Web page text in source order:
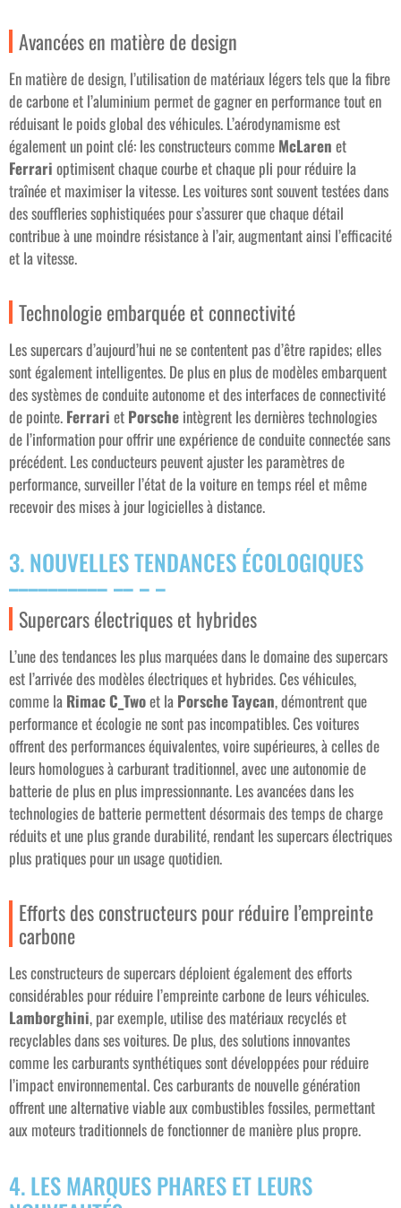
Avancées en matière de design
En matière de design, l’utilisation de matériaux légers tels que la fibre
de carbone et l’aluminium permet de gagner en performance tout en
réduisant le poids global des véhicules. L’aérodynamisme est
également un point clé: les constructeurs comme McLaren et
Ferrari optimisent chaque courbe et chaque pli pour réduire la
traînée et maximiser la vitesse. Les voitures sont souvent testées dans
des souffleries sophistiquées pour s’assurer que chaque détail
contribue à une moindre résistance à l’air, augmentant ainsi l’efficacité
et la vitesse.
Technologie embarquée et connectivité
Les supercars d’aujourd’hui ne se contentent pas d’être rapides; elles
sont également intelligentes. De plus en plus de modèles embarquent
des systèmes de conduite autonome et des interfaces de connectivité
de pointe. Ferrari et Porsche intègrent les dernières technologies
de l’information pour offrir une expérience de conduite connectée sans
précédent. Les conducteurs peuvent ajuster les paramètres de
performance, surveiller l’état de la voiture en temps réel et même
recevoir des mises à jour logicielles à distance.
3. NOUVELLES TENDANCES ÉCOLOGIQUES
Supercars électriques et hybrides
L’une des tendances les plus marquées dans le domaine des supercars
est l’arrivée des modèles électriques et hybrides. Ces véhicules,
comme la Rimac C_Twoet la Porsche Taycan, démontrent que
performance et écologie ne sont pas incompatibles. Ces voitures
offrent des performances équivalentes, voire supérieures, à celles de
leurs homologues à carburant traditionnel, avec une autonomie de
batterie de plus en plus impressionnante. Les avancées dans les
technologies de batterie permettent désormais des temps de charge
réduits et une plus grande durabilité, rendant les supercars électriques
plus pratiques pour un usage quotidien.
Efforts des constructeurs pour réduire l’empreinte
carbone
Les constructeurs de supercars déploient également des efforts
considérables pour réduire l’empreinte carbone de leurs véhicules.
Lamborghini, par exemple, utilise des matériaux recyclés et
recyclables dans ses voitures. De plus, des solutions innovantes
comme les carburants synthétiques sont développées pour réduire
l’impact environnemental. Ces carburants de nouvelle génération
offrent une alternative viable aux combustibles fossiles, permettant
aux moteurs traditionnels de fonctionner de manière plus propre.
4. LES MARQUES PHARES ET LEURS